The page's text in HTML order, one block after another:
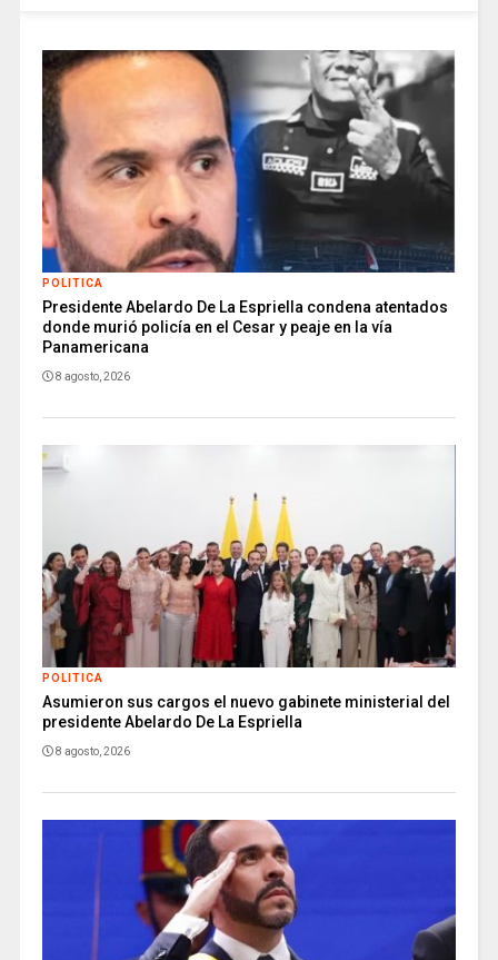
POLITICA
Presidente Abelardo De La Espriella condena atentados
donde murió policía en el Cesar y peaje en la vía
Panamericana
8 agosto, 2026
POLITICA
Asumieron sus cargos el nuevo gabinete ministerial del
presidente Abelardo De La Espriella
8 agosto, 2026